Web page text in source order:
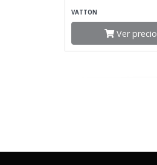
VATTON
Ver precio